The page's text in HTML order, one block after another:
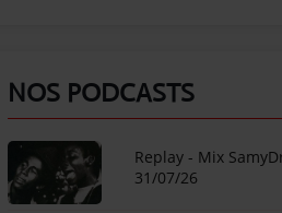
NOS PODCASTS
Replay - Mix
31/07/26